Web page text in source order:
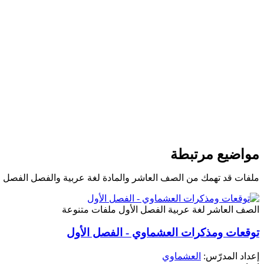
مواضيع مرتبطة
ملفات قد تهمك من الصف العاشر والمادة لغة عربية والفصل الفصل
الصف العاشر لغة عربية الفصل الأول ملفات متنوعة
توقعات ومذكرات العشماوي - الفصل الأول
إعداد المدرّس: العشماوي